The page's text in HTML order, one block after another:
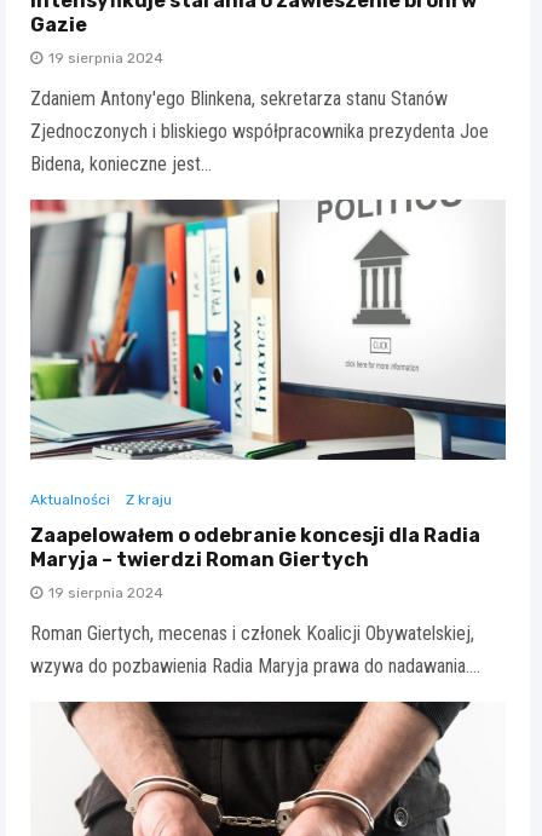
Gazie
19 sierpnia 2024
Zdaniem Antony'ego Blinkena, sekretarza stanu Stanów
Zjednoczonych i bliskiego współpracownika prezydenta Joe
Bidena, konieczne jest…
Aktualności Z kraju
Zaapelowałem o odebranie koncesji dla Radia
Maryja – twierdzi Roman Giertych
19 sierpnia 2024
Roman Giertych, mecenas i członek Koalicji Obywatelskiej,
wzywa do pozbawienia Radia Maryja prawa do nadawania.…